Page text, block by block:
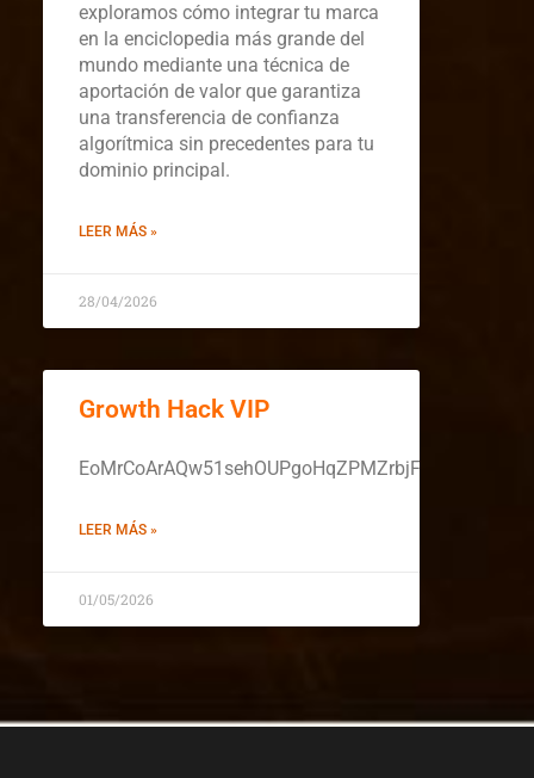
exploramos cómo integrar tu marca
en la enciclopedia más grande del
mundo mediante una técnica de
aportación de valor que garantiza
una transferencia de confianza
algorítmica sin precedentes para tu
dominio principal.
LEER MÁS »
28/04/2026
Growth Hack VIP
LEER MÁS »
01/05/2026